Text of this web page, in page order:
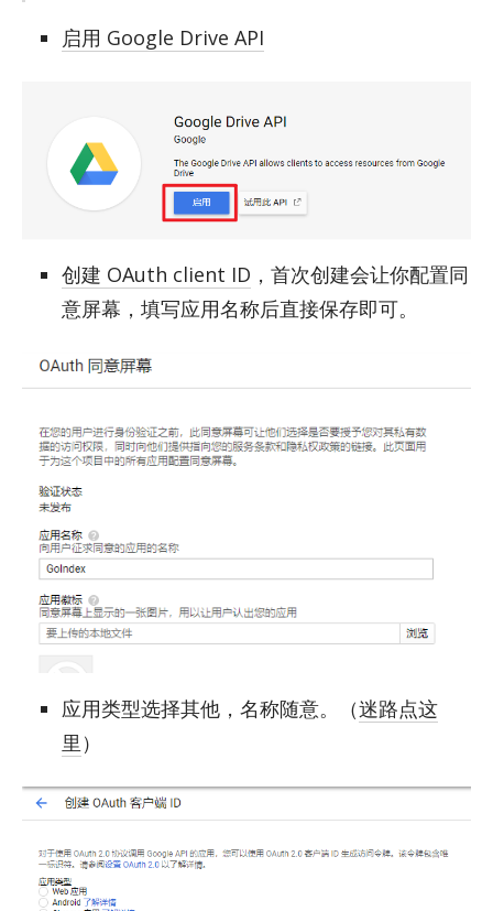
启用 Google Drive API
创建 OAuth client ID ，首次创建会让你配置同
意屏幕，填写应用名称后直接保存即可。
应用类型选择其他，名称随意。（迷路点这
里 ）